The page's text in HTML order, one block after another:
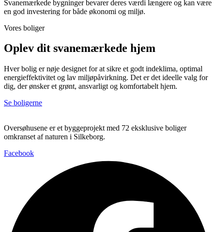
Svanemærkede bygninger bevarer deres værdi længere og kan være
en god investering for både økonomi og miljø.
Vores boliger
Oplev dit svanemærkede hjem
Hver bolig er nøje designet for at sikre et godt indeklima, optimal
energieffektivitet og lav miljøpåvirkning. Det er det ideelle valg for
dig, der ønsker et grønt, ansvarligt og komfortabelt hjem.
Se boligerne
Oversøhusene er et byggeprojekt med 72 eksklusive boliger
omkranset af naturen i Silkeborg.
Facebook